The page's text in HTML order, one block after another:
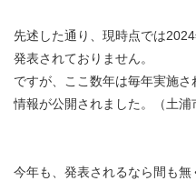
先述した通り、現時点では
発表されておりません。
ですが、ここ数年は毎年実施
情報が公開されました。（土浦
今年も、発表されるなら間も